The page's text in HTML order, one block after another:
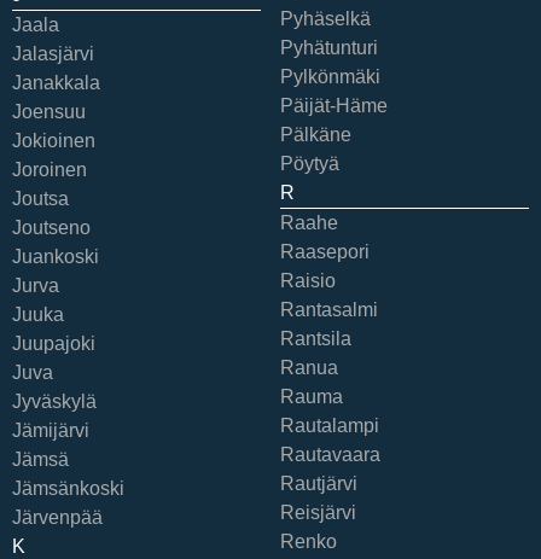
Jaala
Jalasjärvi
Janakkala
Joensuu
Jokioinen
Joroinen
Joutsa
Joutseno
Juankoski
Jurva
Juuka
Juupajoki
Juva
Jyväskylä
Jämijärvi
Jämsä
Jämsänkoski
Järvenpää
K
Pyhäselkä
Pyhätunturi
Pylkönmäki
Päijät-Häme
Pälkäne
Pöytyä
R
Raahe
Raasepori
Raisio
Rantasalmi
Rantsila
Ranua
Rauma
Rautalampi
Rautavaara
Rautjärvi
Reisjärvi
Renko